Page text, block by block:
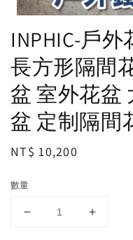
INPHIC-戶
長方形隔間
盆 室外花盆
盆 定制隔間
Regular
NT$ 10,200
數量